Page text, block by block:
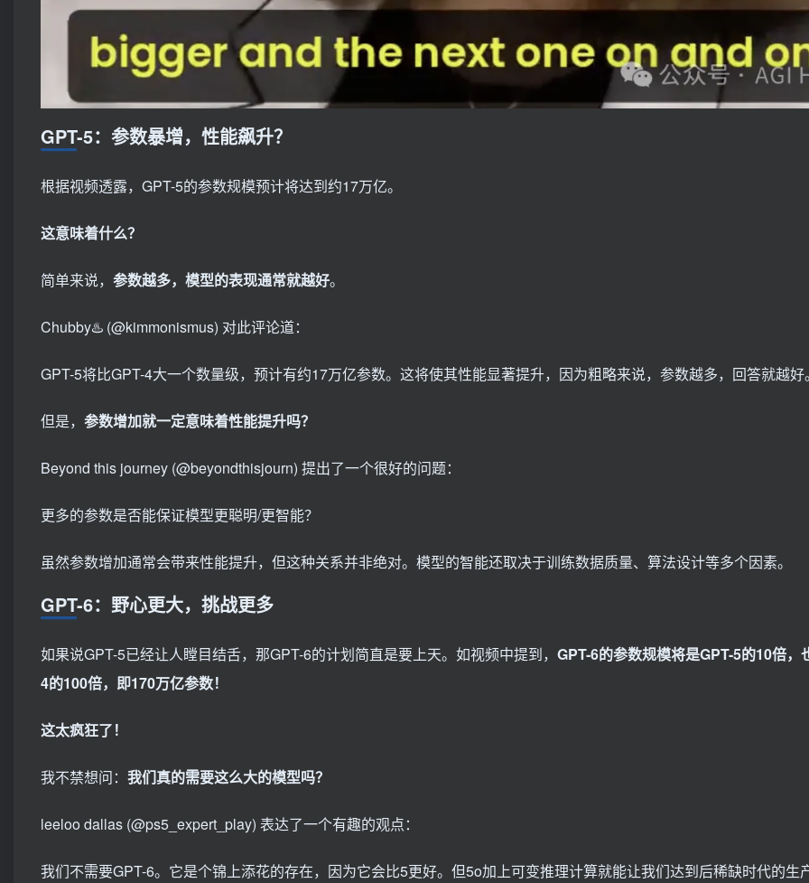
GPT-5：参数暴增，性能飙升？
根据视频透露，GPT-5的参数规模预计将达到约17万亿。
这意味着什么？
简单来说， 参数越多，模型的表现通常就越好。
Chubby♨️ (@kimmonismus) 对此评论道：
GPT-5将比GPT-4大一个数量级，预计有约17万亿参数。这将使其性能显著提升，因为粗略来说，参数越多，回答就越好
但是， 参数增加就一定意味着性能提升吗？
Beyond this journey (@beyondthisjourn) 提出了一个很好的问题：
更多的参数是否能保证模型更聪明/更智能？
虽然参数增加通常会带来性能提升，但这种关系并非绝对。模型的智能还取决于训练数据质量、算法设计等多个因素。
GPT-6：野心更大，挑战更多
如果说GPT-5已经让人瞠目结舌，那GPT-6的计划简直是要上天。如视频中提到， GPT-6的参数规模将是GPT-5的10倍，
4的100倍，即170万亿参数！
这太疯狂了！
我不禁想问： 我们真的需要这么大的模型吗？
leeloo dallas (@ps5_expert_play) 表达了一个有趣的观点：
我们不需要GPT-6。它是个锦上添花的存在，因为它会比5更好。但5o加上可变推理计算就能让我们达到后稀缺时代的生